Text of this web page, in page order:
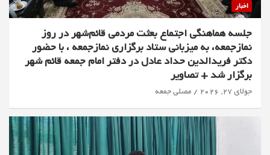
اخبار
جلسه هماهنگی اجتماع بعثت مردمی قائم‌شهر در روز
نمازجمعه، به میزبانی ستاد برگزاری نمازجمعه ، با حضور
دکتر فریدالدین حداد عادل در دفتر امام جمعه قائم شهر
برگزار شد + تصاویر
جولای 27, 2026 مصلی جمعه